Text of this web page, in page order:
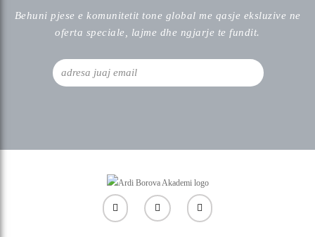
Behuni pjese e komunitetit tone global me qasje eksluzive ne
oferta speciale, lajme dhe ngjarje te fundit.